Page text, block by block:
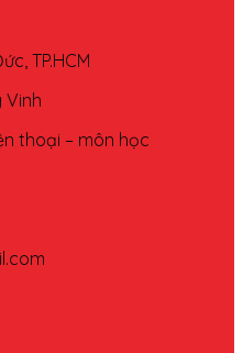
TP.HCM
Vinh
thoại – môn học